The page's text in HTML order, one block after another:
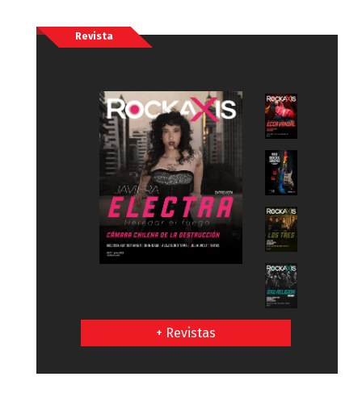
Revista
+ Revistas